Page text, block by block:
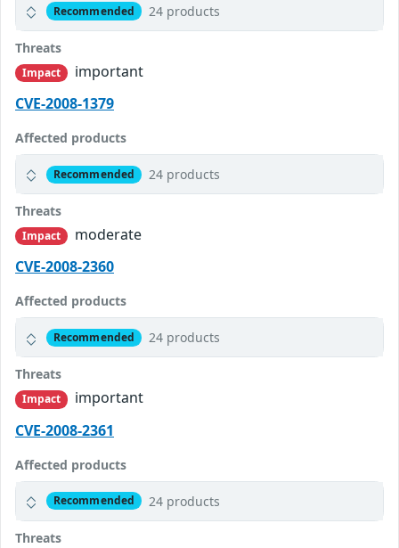
Recommended 24 products
Threats
Impact
important
CVE-2008-1379
Affected products
Recommended 24 products
Threats
Impact
moderate
CVE-2008-2360
Affected products
Recommended 24 products
Threats
Impact
important
CVE-2008-2361
Affected products
Recommended 24 products
Threats